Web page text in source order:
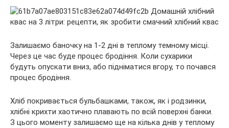
Залишаємо баночку на 1-2 дні в теплому темному місці.
Через це час буде процес бродіння. Коли сухарики
будуть опускати вниз, або підніматися вгору, то почався
процес бродіння.
Хліб покривається бульбашками, також, як і родзинки,
хлібні крихти хаотично плавають по всій поверхні банки.
З цього моменту залишаємо ще на кілька днів у теплому